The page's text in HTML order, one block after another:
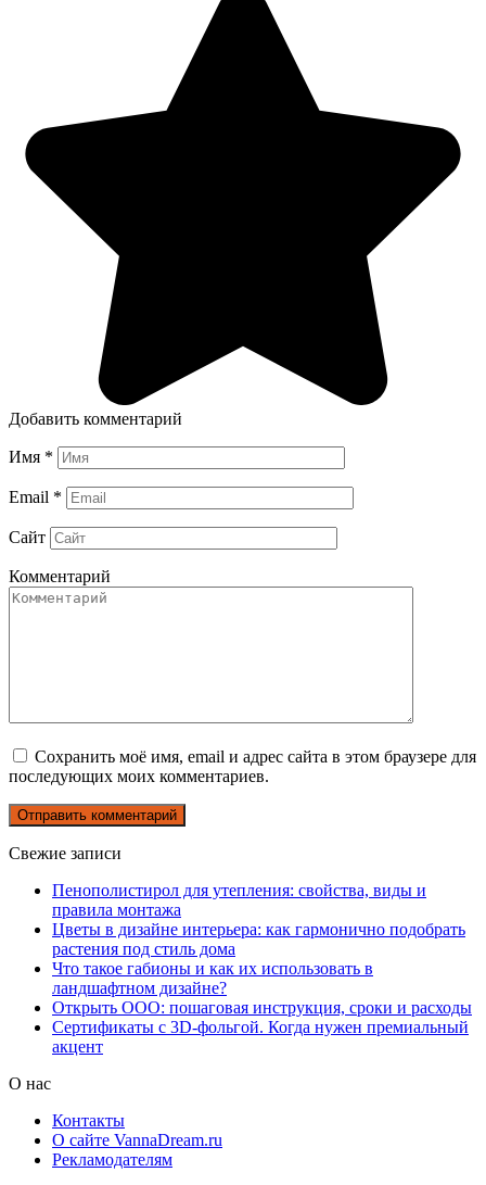
Добавить комментарий
Имя *
Email *
Сайт
Комментарий
Сохранить моё имя, email и адрес сайта в этом браузере для
последующих моих комментариев.
Свежие записи
Пенополистирол для утепления: свойства, виды и
правила монтажа
Цветы в дизайне интерьера: как гармонично подобрать
растения под стиль дома
Что такое габионы и как их использовать в
ландшафтном дизайне?
Открыть ООО: пошаговая инструкция, сроки и расходы
Сертификаты с 3D-фольгой. Когда нужен премиальный
акцент
О нас
Контакты
О сайте VannaDream.ru
Рекламодателям